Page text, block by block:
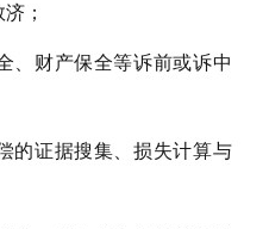
；
、财产保全等诉前或诉中
的证据搜集、损失计算与